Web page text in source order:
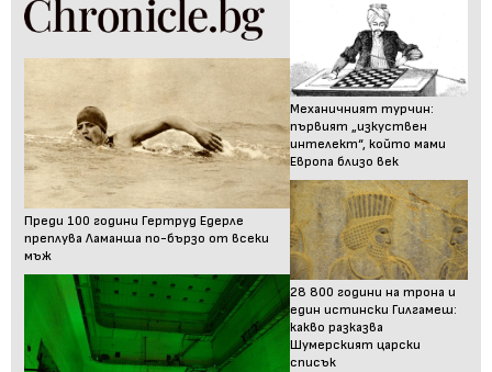
Преди 100 години Гертруд Едерле
преплува Ламанша по-бързо от всеки
мъж
Механичният турчин:
първият „изкуствен
интелект“, който мами
Европа близо век
28 800 години на трона и
един истински Гилгамеш:
какво разказва
Шумерският царски
списък